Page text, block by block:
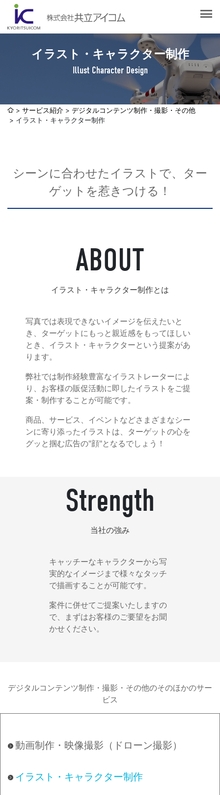
イラスト・キャラクター制作
Illust Character Design
会社概要
社長挨拶
企業理念
SDGsへの取り組みについて
選ばれる理由
サービス紹介
Web制作・ホームページ制作
システム開発
デジタルコンテンツ制作・撮影・その他
制作実績
社員ブログ
採用情報
サービス紹介
デジタルコンテンツ制作・撮影・その他
イラスト・キャラクター制作
シーンに合わせたイラストで、ター
ゲットを惹きつける！
ABOUT
イラスト・キャラクター制作とは
写真では表現できないイメージを伝えたいと
き、ターゲットにもっと親近感をもってほしい
とき、イラスト・キャラクターという提案があ
ります。
弊社では制作経験豊富なイラストレーターによ
り、お客様の販促活動に即したイラストをご提
案・制作することが可能です。
商品、サービス、イベントなどさまざまなシー
ンに寄り添ったイラストは、ターゲットの心を
グッと掴む広告の"顔"となるでしょう！
Strength
当社の強み
キャッチーなキャラクターから写
実的なイメージまで様々なタッチ
で描画することが可能です。
案件に併せてご提案いたしますの
で、まずはお客様のご要望をお聞
かせください。
デジタルコンテンツ制作・撮影・その他のそのほかのサー
ビス
動画制作・映像撮影（ドローン撮影）
イラスト・キャラクター制作